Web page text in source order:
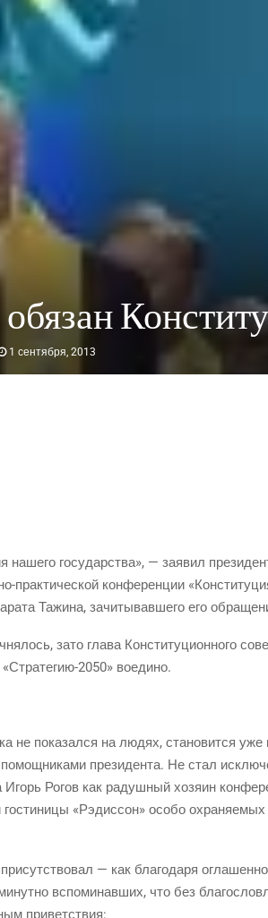
1 сентября, 2013
наше­го госу­дар­ства», — заявил
прак­ти­че­ской кон­фе­рен­ции
Тажи­на, зачи­ты­вав­ше­го его
зато гла­ва Кон­сти­ту­ци­он­но­го
2050» воедино.
не пока­зал­ся на людях, ста­но­вит­ся уже
пре­зи­ден­та. Не стал
Игорь Рогов как радуш­ный хозя­ин
«Рэдис­сон» осо­бо охра­ня­е­мых
— как бла­го­да­ря
вспо­ми­нав­ших, что без
приветствия: